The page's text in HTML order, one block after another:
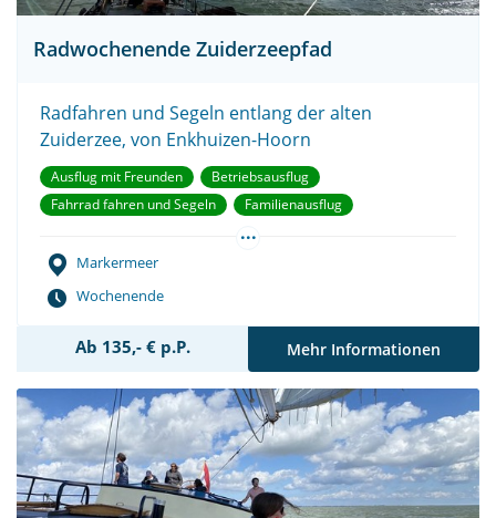
Radwochenende Zuiderzeepfad
Radfahren und Segeln entlang der alten
Zuiderzee, von Enkhuizen-Hoorn
Ausflug mit Freunden
Betriebsausflug
Fahrrad fahren und Segeln
Familienausflug
Teambuilding
...
Markermeer
Wochenende
Ab 135,- € p.P. Mehr Informationen